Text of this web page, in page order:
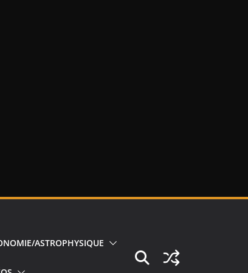
ASTROPHYSIQUE